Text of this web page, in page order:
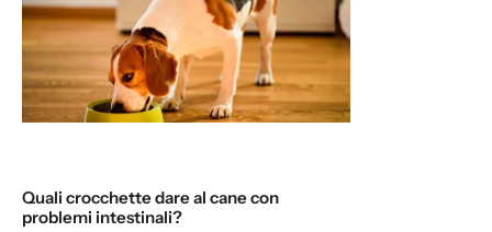
Quali crocchette dare al cane con
problemi intestinali?